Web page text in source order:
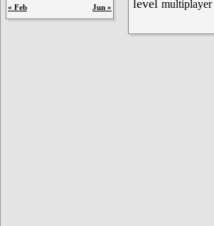
« Feb Jun » level multiplayer